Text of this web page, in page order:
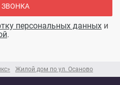
Жилой дом по ул. Осаново
персональных данных и
.